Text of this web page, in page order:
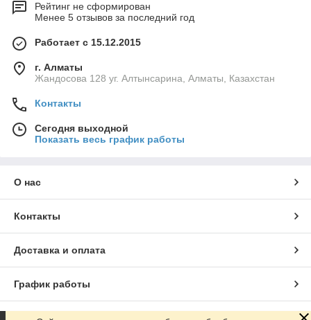
Рейтинг не сформирован
Менее 5 отзывов за последний год
Работает с 15.12.2015
г. Алматы
Жандосова 128 уг. Алтынсарина, Алматы, Казахстан
Контакты
Сегодня выходной
Показать весь график работы
О нас
Контакты
Доставка и оплата
График работы